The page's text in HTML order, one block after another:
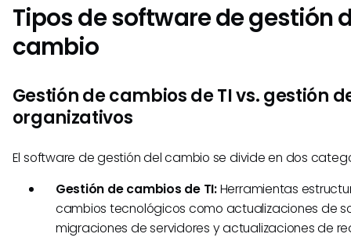
Tipos de software de gestión
cambio
Gestión de cambios de TI vs. gestión
organizativos
El software de gestión del cambio se divide en dos
Gestión de cambios de TI:Herramientas
cambios tecnológicos como actualizaciones de
migraciones de servidores y actualizaciones de